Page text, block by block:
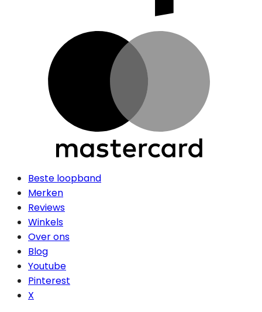
Beste loopband
Merken
Reviews
Winkels
Over ons
Blog
Youtube
Pinterest
X